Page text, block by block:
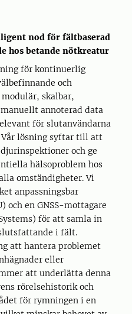
nod för fältbaserad
hos betande nötkreatur
för kontinuerlig
och
skalbar,
annoterad data
för slutanvändarna
Vår lösning syftar till att
och ge
hälsoproblem hos
omständigheter. Vi
anpassningsbar
och en GNSS-mottagare
för att samla in
i fält.
att hantera problemet
eller
att underlätta denna
rörelsehistorik och
för rymningen i en